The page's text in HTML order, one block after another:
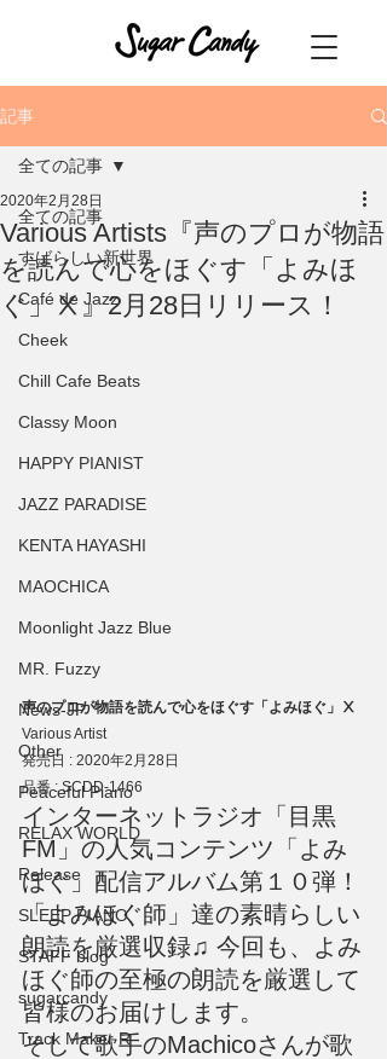
記事
全ての記事
すばらしい新世界
Café de Jazz
Cheek
Chill Cafe Beats
Classy Moon
HAPPY PIANIST
JAZZ PARADISE
KENTA HAYASHI
MAOCHICA
Moonlight Jazz Blue
MR. Fuzzy
News-JP
Other
Peaceful Piano
RELAX WORLD
Release
SLEEP PIANO
STAFF blog
sugarcandy
Track Maker R
全ての記事
Various Artists『声のプロが物語
を読んで心をほぐす「よみほ
ぐ」Ⅹ』2月28日リリース！
2020年2月28日
声のプロが物語を読んで心をほぐす「よみほぐ」Ⅹ
Various Artist
発売日 : 2020年2月28日
品番 : SCDD-1466
インターネットラジオ「目黒
FM」の人気コンテンツ「よみ
ほぐ」配信アルバム第１０弾！
「よみほぐ師」達の素晴らしい
朗読を厳選収録♫ 今回も、よみ
ほぐ師の至極の朗読を厳選して
皆様のお届けします。
そして歌手のMachicoさんが歌